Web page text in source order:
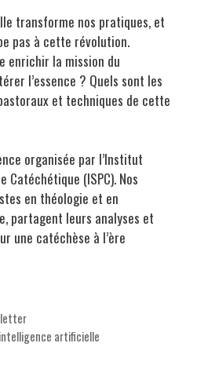
transforme nos pratiques, et
pas à cette révolution.
enrichir la mission du
l’essence ? Quels sont les
et techniques de cette
organisée par l’Institut
Catéchétique (ISPC). Nos
en théologie et en
partagent leurs analyses et
une catéchèse à l’ère
intelligence artificielle